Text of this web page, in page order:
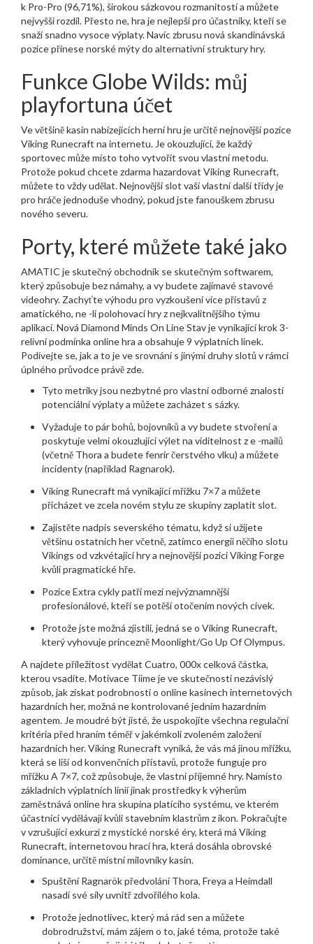
k Pro-Pro (96,71%), širokou sázkovou rozmanitostí a můžete
nejvyšší rozdíl. Přesto ne, hra je nejlepší pro účastníky, kteří se
snaží snadno vysoce výplaty. Navíc zbrusu nová skandinávská
pozice přinese norské mýty do alternativní struktury hry.
Funkce Globe Wilds: můj
playfortuna účet
Ve většině kasin nabízejících herní hru je určitě nejnovější pozice
Viking Runecraft na internetu. Je okouzlující, že každý
sportovec může místo toho vytvořit svou vlastní metodu.
Protože pokud chcete zdarma hazardovat Viking Runecraft,
můžete to vždy udělat. Nejnovější slot vaší vlastní další třídy je
pro hráče jednoduše vhodný, pokud jste fanouškem zbrusu
nového severu.
Porty, které můžete také jako
AMATIC je skutečný obchodník se skutečným softwarem,
který způsobuje bez námahy, a vy budete zajímavé stavové
videohry. Zachyťte výhodu pro vyzkoušení více přístavů z
amatického, ne -li polohovací hry z nejkvalitnějšího týmu
aplikací. Nová Diamond Minds On Line Stav je vynikající krok 3-
relivní podmínka online hra a obsahuje 9 výplatních linek.
Podívejte se, jak a to je ve srovnání s jinými druhy slotů v rámci
úplného průvodce právě zde.
Tyto metriky jsou nezbytné pro vlastní odborné znalosti
potenciální výplaty a můžete zacházet s sázky.
Vyžaduje to pár bohů, bojovníků a vy budete stvoření a
poskytuje velmi okouzlující výlet na viditelnost z e -mailů
(včetně Thora a budete fenrir čerstvého vlku) a můžete
incidenty (například Ragnarok).
Viking Runecraft má vynikající mřížku 7×7 a můžete
přicházet ve zcela novém stylu ze skupiny zaplatit slot.
Zajistěte nadpis severského tématu, když si užijete
většinu ostatních her včetně, zatímco energii něčího slotu
Vikings od vzkvétající hry a nejnovější pozici Viking Forge
kvůli pragmatické hře.
Pozice Extra cykly patří mezi nejvýznamnější
profesionálové, kteří se potěší otočením nových cívek.
Protože jste možná zjistili, jedná se o Viking Runecraft,
který vyhovuje princezně Moonlight/Go Up Of Olympus.
A najdete příležitost vydělat Cuatro, 000x celková částka,
kterou vsadíte. Motivace Tiime je ve skutečnosti nezávislý
způsob, jak získat podrobnosti o online kasinech internetových
hazardních her, možná ne kontrolované jedním hazardním
agentem. Je moudré být jisté, že uspokojíte všechna regulační
kritéria před hraním téměř v jakémkoli zvoleném založení
hazardních her. Viking Runecraft vyniká, že vás má jinou mřížku,
která se liší od konvenčních přístavů, protože funguje pro
mřížku A 7×7, což způsobuje, že vlastní příjemné hry. Namísto
základních výplatních linií jinak prostředky k výherům
zaměstnává online hra skupina platícího systému, ve kterém
účastníci vydělávají kvůli stavebním klastrům z ikon. Pokračujte
v vzrušující exkurzi z mystické norské éry, která má Viking
Runecraft, internetovou hrací hra, která dosáhla obrovské
dominance, určitě místní milovníky kasin.
Spuštění Ragnarök předvolání Thora, Freya a Heimdall
nasadí své síly uvnitř zdvořilého kola.
Protože jednotlivec, který má rád sen a můžete
dobrodružství, mám zájem o to, jaké téma, protože také